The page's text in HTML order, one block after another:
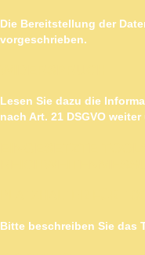
Die Bereitstellung der
vorgeschrieben.
Lesen Sie dazu die
nach Art. 21 DSGVO weiter
Bitte beschreiben Sie das